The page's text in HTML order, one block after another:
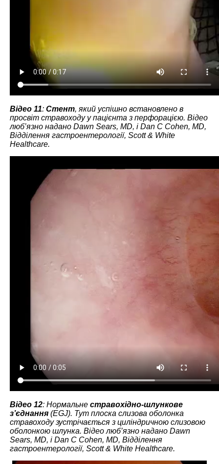
Відео 11: Стент, який успішно встановлено в
просвіт стравоходу у пацієнта з перфорацією. Відео
люб’язно надано Dawn Sears, MD, і Dan C Cohen, MD,
Відділення гастроентерології, Scott & White
Healthcare.
Відео 12: Нормальне стравохідно-шлункове
з’єднання (EGJ). Тут плоска слизова оболонка
стравоходу зустрічається з циліндричною слизовою
оболонкою шлунка. Відео люб’язно надано Dawn
Sears, MD, і Dan C Cohen, MD, Відділення
гастроентерології, Scott & White Healthcare.